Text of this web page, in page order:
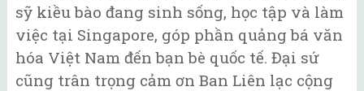
sỹ kiều bào đang sinh sống, học tập và làm
việc tại Singapore, góp phần quảng bá văn
hóa Việt Nam đến bạn bè quốc tế. Đại sứ
cũng trân trọng cảm ơn Ban Liên lạc cộng